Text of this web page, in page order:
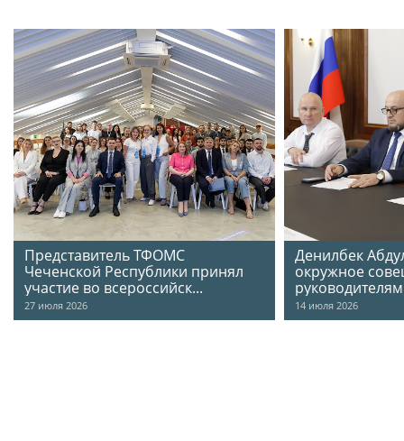
Представитель ТФОМС
Чеченской Республики принял
участие во всероссийск...
27 июля 2026
Денилбек
окружное
14 июля 2026